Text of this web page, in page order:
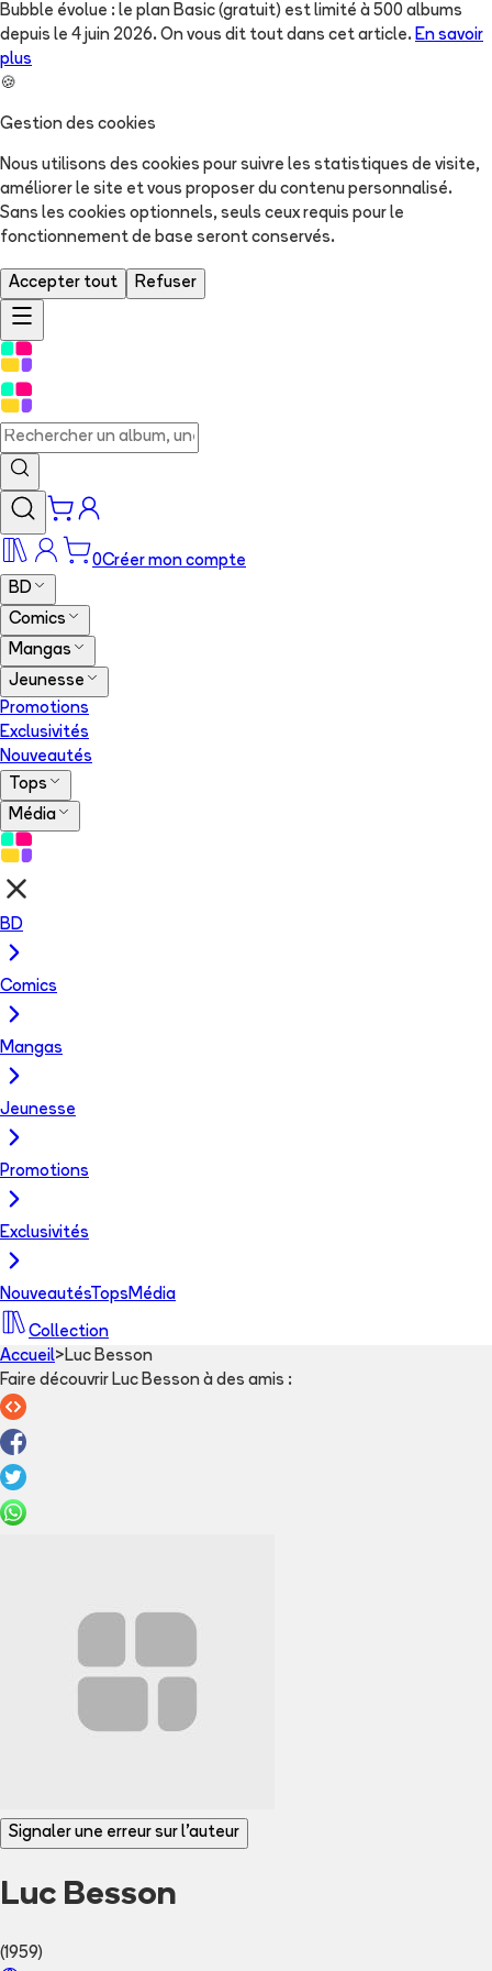
Bubble évolue : le plan Basic (gratuit) est limité à 500 albums
depuis le 4 juin 2026. On vous dit tout dans cet article. En savoir
plus
🍪
Gestion des cookies
Nous utilisons des cookies pour suivre les statistiques de visite,
améliorer le site et vous proposer du contenu personnalisé.
Sans les cookies optionnels, seuls ceux requis pour le
fonctionnement de base seront conservés.
Accepter tout Refuser
0Créer mon compte
BD
Comics
Mangas
Jeunesse
Promotions
Exclusivités
Nouveautés
Tops
Média
BD
Comics
Mangas
Jeunesse
Promotions
Exclusivités
NouveautésTops Média
Collection
Accueil> Luc Besson
Faire découvrir Luc Besson à des amis :
Signaler une erreur sur l'auteur
Luc Besson
(1959)